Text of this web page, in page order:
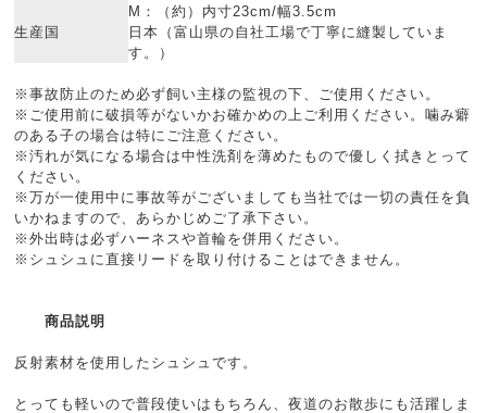
M：（約）内寸23cm/幅3.5cm
生産国
日本（富山県の自社工場で丁寧に縫製していま
す。）
※事故防止のため必ず飼い主様の監視の下、ご使用ください。
※ご使用前に破損等がないかお確かめの上ご利用ください。噛み癖
のある子の場合は特にご注意ください。
※汚れが気になる場合は中性洗剤を薄めたもので優しく拭きとって
ください。
※万が一使用中に事故等がございましても当社では一切の責任を負
いかねますので、あらかじめご了承下さい。
※外出時は必ずハーネスや首輪を併用ください。
※シュシュに直接リードを取り付けることはできません。
商品説明
反射素材を使用したシュシュです。
とっても軽いので普段使いはもちろん、夜道のお散歩にも活躍しま